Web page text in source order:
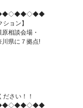
ョン】
相談会場・
県に７拠点!
さい！！